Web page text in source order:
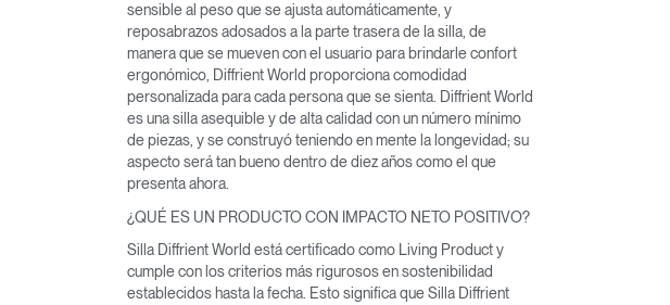
sensible al peso que se ajusta automáticamente, y
reposabrazos adosados a la parte trasera de la silla, de
manera que se mueven con el usuario para brindarle confort
ergonómico, Diffrient World proporciona comodidad
personalizada para cada persona que se sienta. Diffrient World
es una silla asequible y de alta calidad con un número mínimo
de piezas, y se construyó teniendo en mente la longevidad; su
aspecto será tan bueno dentro de diez años como el que
presenta ahora.
¿QUÉ ES UN PRODUCTO CON IMPACTO NETO POSITIVO?
Silla Diffrient World está certificado como Living Product y
cumple con los criterios más rigurosos en sostenibilidad
establecidos hasta la fecha. Esto significa que Silla Diffrient